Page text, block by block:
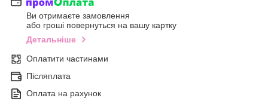
Ви отримаєте замовлення
або гроші повернуться на вашу картку
Детальніше
Оплатити частинами
Післяплата
Оплата на рахунок